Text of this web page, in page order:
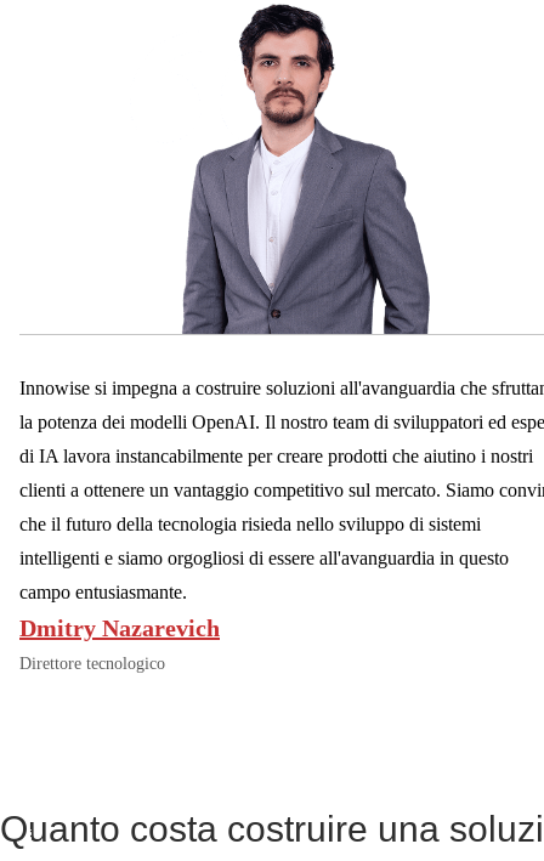
Innowise si impegna a costruire soluzioni all'avanguardia che
la potenza dei modelli OpenAI. Il nostro team di sviluppatori ed
di IA lavora instancabilmente per creare prodotti che aiutino i nostri
clienti a ottenere un vantaggio competitivo sul mercato. Siamo
che il futuro della tecnologia risieda nello sviluppo di sistemi
intelligenti e siamo orgogliosi di essere all'avanguardia in questo
campo entusiasmante.
Dmitry Nazarevich
Direttore tecnologico
Quanto costa costruire una